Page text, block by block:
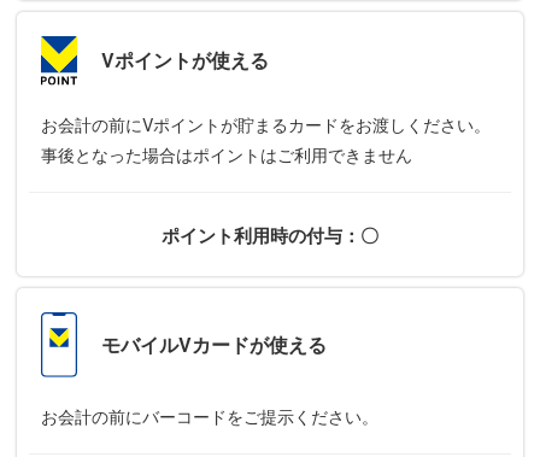
Vポイントが使える
お会計の前にVポイントが貯まるカードをお渡しください。
事後となった場合はポイントはご利用できません
ポイント利用時の付与：〇
モバイルVカードが使える
お会計の前にバーコードをご提示ください。